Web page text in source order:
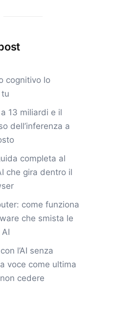
cognitivo lo
13 miliardi e il
dell’inferenza a
completa al
che gira dentro il
come funziona
che smista le
l’AI senza
voce come ultima
cedere